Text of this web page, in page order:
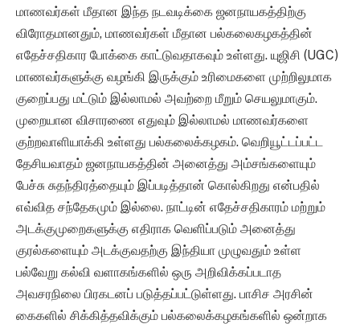
மாணவர்கள் மீதான இந்த நடவடிக்கை ஜனநாயகத்திற்கு
விரோதமானதும், மாணவர்கள் மீதான பல்கலைகழகத்தின்
எதேச்சதிகார போக்கை காட்டுவதாகவும் உள்ளது. யுஜிசி (UGC)
மாணவர்களுக்கு வழங்கி இருக்கும் உரிமைகளை முற்றிலுமாக
குறைப்பது மட்டும் இல்லாமல் அவற்றை மீறும் செயலுமாகும்.
முறையான விசாரணை எதுவும் இல்லாமல் மாணவர்களை
குற்றவாளியாக்கி உள்ளது பல்கலைக்கழகம். வெறியூட்டப்பட்ட
தேசியவாதம் ஜனநாயகத்தின் அனைத்து அம்சங்களையும்
பேச்சு சுதந்திரத்தையும் இப்படித்தான் கொல்கிறது என்பதில்
எவ்வித சந்தேகமும் இல்லை. நாட்டின் எதேச்சதிகாரம் மற்றும்
அடக்குமுறைகளுக்கு எதிராக வெளிப்படும் அனைத்து
குரல்களையும் அடக்குவதற்கு இந்தியா முழுவதும் உள்ள
பல்வேறு கல்வி வளாகங்களில் ஒரு அறிவிக்கப்படாத
அவசரநிலை பிரகடனப் படுத்தப்பட்டுள்ளது. பாசிச அரசின்
கைகளில் சிக்கித்தவிக்கும் பல்கலைக்கழகங்களில் ஒன்றாக